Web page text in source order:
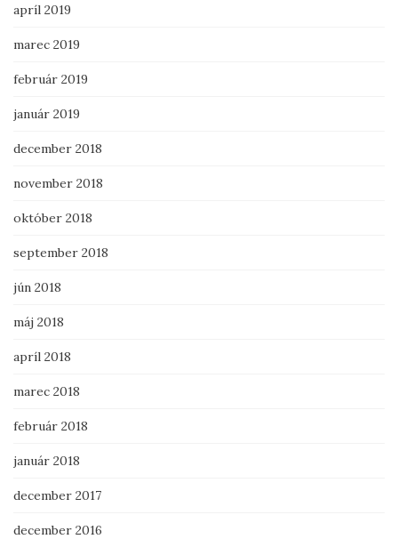
apríl 2019
marec 2019
február 2019
január 2019
december 2018
november 2018
október 2018
september 2018
jún 2018
máj 2018
apríl 2018
marec 2018
február 2018
január 2018
december 2017
december 2016